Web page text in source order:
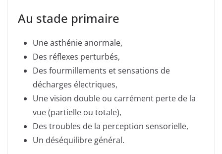
Au stade primaire
Une asthénie anormale,
Des réflexes perturbés,
Des fourmillements et sensations de
décharges électriques,
Une vision double ou carrément perte de la
vue (partielle ou totale),
Des troubles de la perception sensorielle,
Un déséquilibre général.